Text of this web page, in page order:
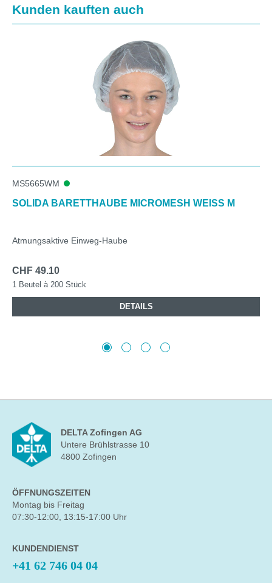
Produktgalerie überspringen
Kunden kauften auch
MS5665WM
SOLIDA BARETTHAUBE MICROMESH WEISS M
Atmungsaktive Einweg-Haube
CHF 49.10
1 Beutel à 200 Stück
DETAILS
DELTA Zofingen AG
Untere Brühlstrasse 10
4800 Zofingen
ÖFFNUNGSZEITEN
Montag bis Freitag
07:30-12:00, 13:15-17:00 Uhr
KUNDENDIENST
+41 62 746 04 04